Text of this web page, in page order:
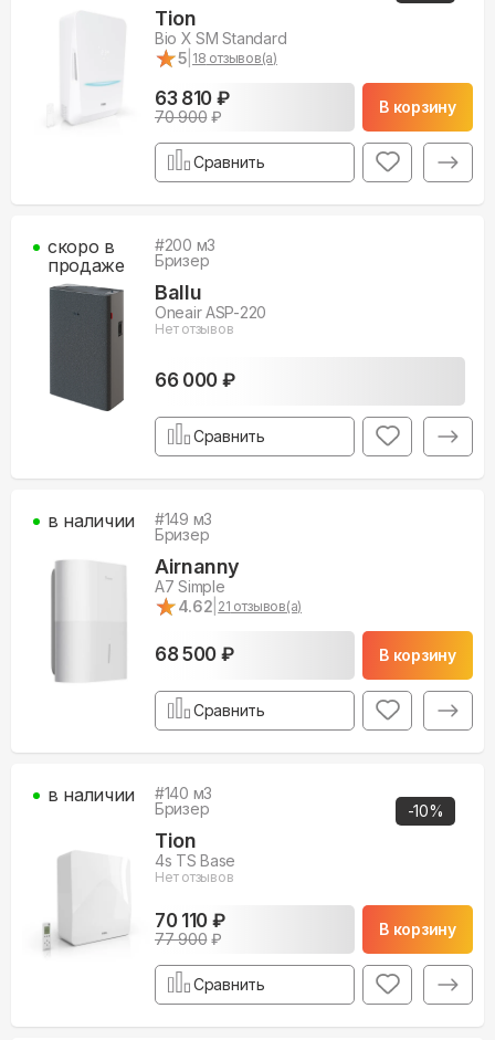
Tion
Bio X SM Standard
★
★5 18 отзывов(а)
63 810 ₽
70 900₽
В корзину
Сравнить
#200 м3
Бризер
Ballu
Oneair ASP-220
Нет отзывов
66 000 ₽
скоро в
продаже
Сравнить
#149 м3
Бризер
Airnanny
A7 Simple
★
★4.62 21 отзывов(а)
68 500 ₽ В корзину
в наличии
Сравнить
-10%
#140 м3
Бризер
Tion
4s TS Base
Нет отзывов
70 110 ₽
77 900₽
В корзину
в наличии
Сравнить